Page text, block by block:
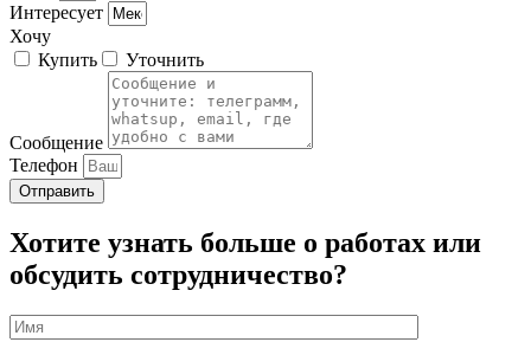
Интересует
Хочу
Купить
Уточнить
Сообщение
Телефон
Отправить
Хотите узнать больше о работах или
обсудить сотрудничество?